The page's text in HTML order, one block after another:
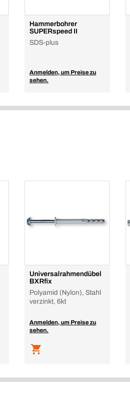
Hammerbohrer
SUPERspeed II
SDS-plus
Anmelden, um Preise zu
sehen.
Universalrahmendübel
BXRfix
Polyamid (Nylon), Stahl
verzinkt, 6kt
Anmelden, um Preise zu
sehen.